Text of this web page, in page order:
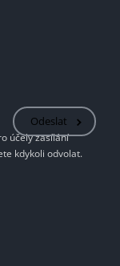
Odeslat
účely zasílání
kdykoli odvolat.